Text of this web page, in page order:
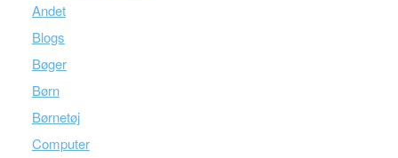
Andet
Blogs
Bøger
Børn
Børnetøj
Computer